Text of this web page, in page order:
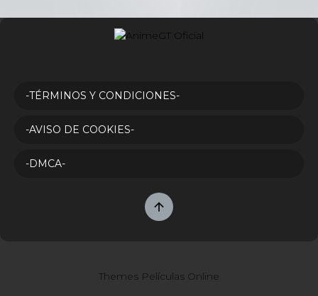
-TÉRMINOS Y CONDICIONES-
-AVISO DE COOKIES-
-DMCA-
Themes Películas Online